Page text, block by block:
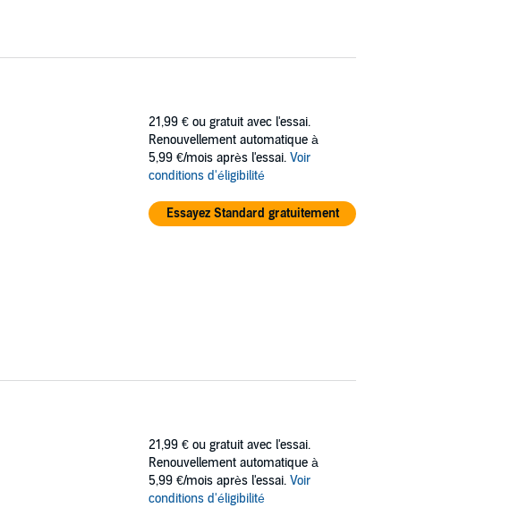
21,99 € ou gratuit avec l'essai.
Renouvellement automatique à
5,99 €/mois après l'essai. Voir
conditions d'éligibilité
Essayez Standard gratuitement
21,99 € ou gratuit avec l'essai.
Renouvellement automatique à
5,99 €/mois après l'essai. Voir
conditions d'éligibilité